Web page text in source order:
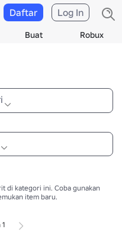
Buat Robux
Daftar Log In
di kategori ini. Coba gunakan
item baru.